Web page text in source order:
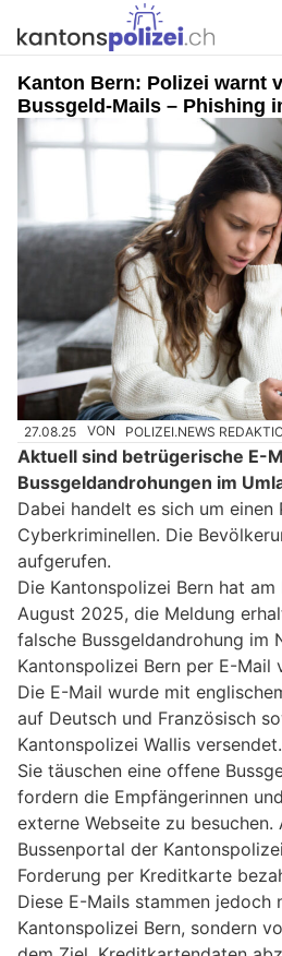
Kanton Bern: Polizei warnt
Bussgeld-Mails – Phishing
27.08.25 VON POLIZEI.NEWS
Aktuell sind betrügerische E-
Bussgeldandrohungen im
Dabei handelt es sich um einen
Cyberkriminellen. Die
aufgerufen.
Die Kantonspolizei Bern hat am
August 2025, die Meldung
falsche Bussgeldandrohung im
Kantonspolizei Bern per E-Mail
Die E-Mail wurde mit
auf Deutsch und Französisch
Kantonspolizei Wallis versendet.
Sie täuschen eine offene
fordern die Empfängerinnen
externe Webseite zu
Bussenportal der
Forderung per Kreditkarte
Diese E-Mails stammen jedoch
Kantonspolizei Bern, sondern